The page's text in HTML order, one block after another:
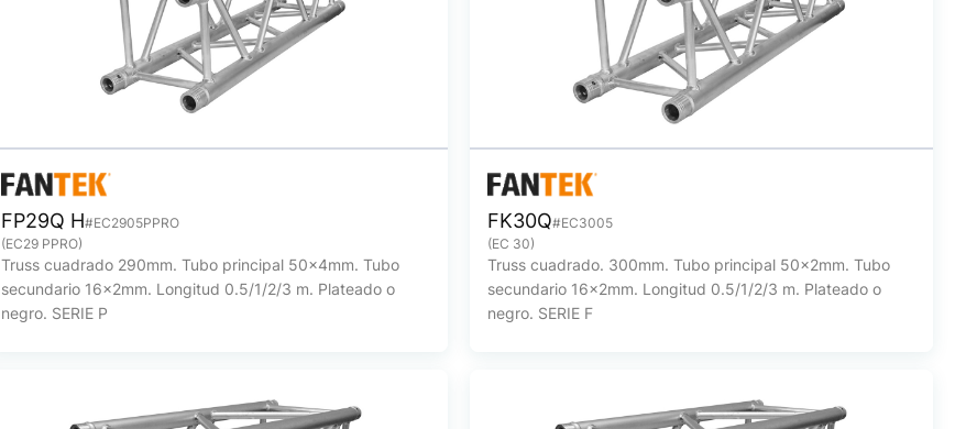
FP29Q H#EC2905PPRO
(EC29 PPRO)
Truss cuadrado 290mm. Tubo principal 50x4mm. Tubo
secundario 16x2mm. Longitud 0.5/1/2/3 m. Plateado o
negro. SERIE P
FK30Q#EC3005
(EC 30)
Truss cuadrado. 300mm. Tubo principal 50x2mm. Tubo
secundario 16x2mm. Longitud 0.5/1/2/3 m. Plateado o
negro. SERIE F